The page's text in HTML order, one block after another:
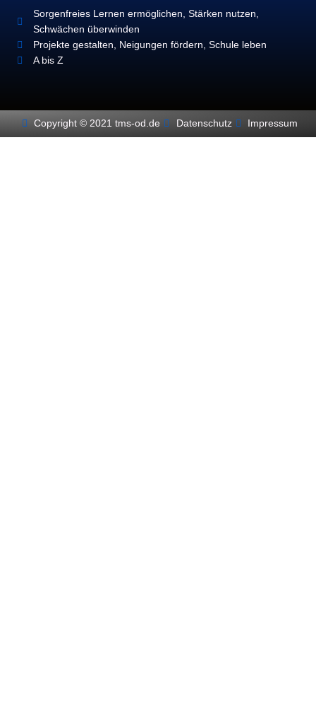
Sorgenfreies Lernen ermöglichen, Stärken nutzen,
Schwächen überwinden
Projekte gestalten, Neigungen fördern, Schule leben
A bis Z
Copyright © 2021 tms-od.de Datenschutz Impressum